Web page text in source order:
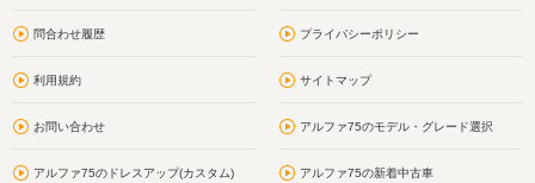
問合わせ履歴 プライバシーポリシー
利用規約 サイトマップ
お問い合わせ アルファ75のモデル・グレード選択
アルファ75のドレスアップ(カスタム) アルファ75の新着中古車